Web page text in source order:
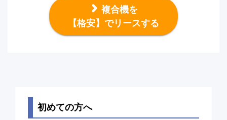
複合機を
【格安】でリースする
初めての方へ